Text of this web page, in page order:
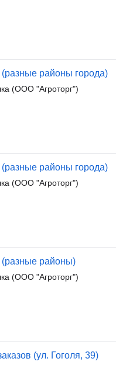
районы города)
(ООО "Агроторг")
районы города)
(ООО "Агроторг")
районы)
(ООО "Агроторг")
(ул. Гоголя, 39)